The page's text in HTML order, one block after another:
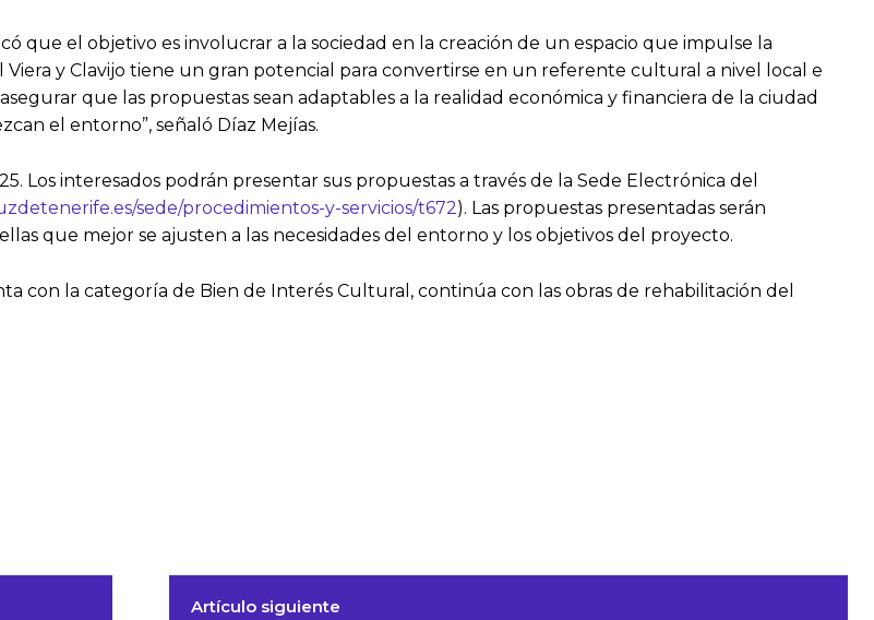
que el objetivo es involucrar a la sociedad en la creación de un espacio que impulse la
y Clavijo tiene un gran potencial para convertirse en un referente cultural a nivel local e
que las propuestas sean adaptables a la realidad económica y financiera de la ciudad
el entorno”, señaló Díaz Mejías.
Los interesados podrán presentar sus propuestas a través de la Sede Electrónica del
sede/procedimientos-y-servicios/t672). Las propuestas presentadas serán
que mejor se ajusten a las necesidades del entorno y los objetivos del proyecto.
con la categoría de Bien de Interés Cultural, continúa con las obras de rehabilitación del
Artículo siguiente